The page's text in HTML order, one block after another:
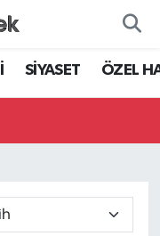
SİYASET ÖZEL